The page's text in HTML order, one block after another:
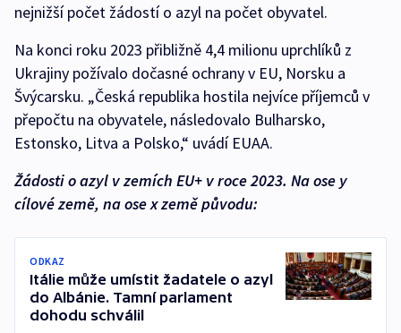
nejnižší počet žádostí o azyl na počet obyvatel.
Na konci roku 2023 přibližně 4,4 milionu uprchlíků z
Ukrajiny požívalo dočasné ochrany v EU, Norsku a
Švýcarsku. „Česká republika hostila nejvíce příjemců v
přepočtu na obyvatele, následovalo Bulharsko,
Estonsko, Litva a Polsko,“ uvádí EUAA.
Žádosti o azyl v zemích EU+ v roce 2023. Na ose y
cílové země, na ose x země původu:
ODKAZ
Itálie může umístit žadatele o azyl
do Albánie. Tamní parlament
dohodu schválil